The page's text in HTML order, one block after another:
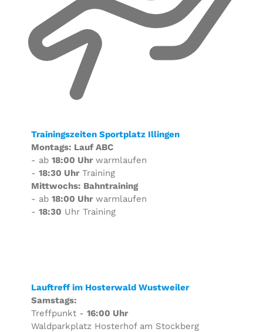
Trainingszeiten Sportplatz Illingen
Montags: Lauf ABC
- ab 18:00 Uhrwarmlaufen
- 18:30 UhrTraining
Mittwochs: Bahntraining
- ab 18:00 Uhrwarmlaufen
- 18:30 Uhr Training
Lauftreff im Hosterwald Wustweiler
Samstags:
Treffpunkt - 16:00 Uhr
Waldparkplatz Hosterhof am Stockberg